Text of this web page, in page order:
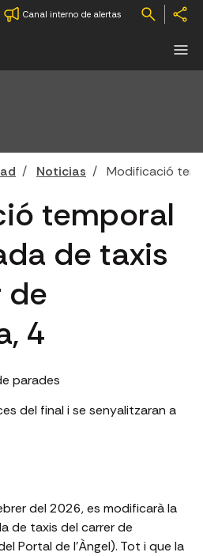
Canal interno de alertas
Noticias Modificació
temporal
de taxis
de
4
parades
del final i se senyalitzaran a
del 2026, es modificarà la
de taxis del carrer de
Portal de l’Àngel). Tot i que la